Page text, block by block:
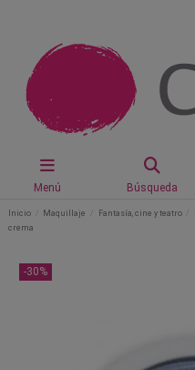
Menú Búsqueda
Inicio Maquillaje Fantasía, cine y teatro
crema
-30%